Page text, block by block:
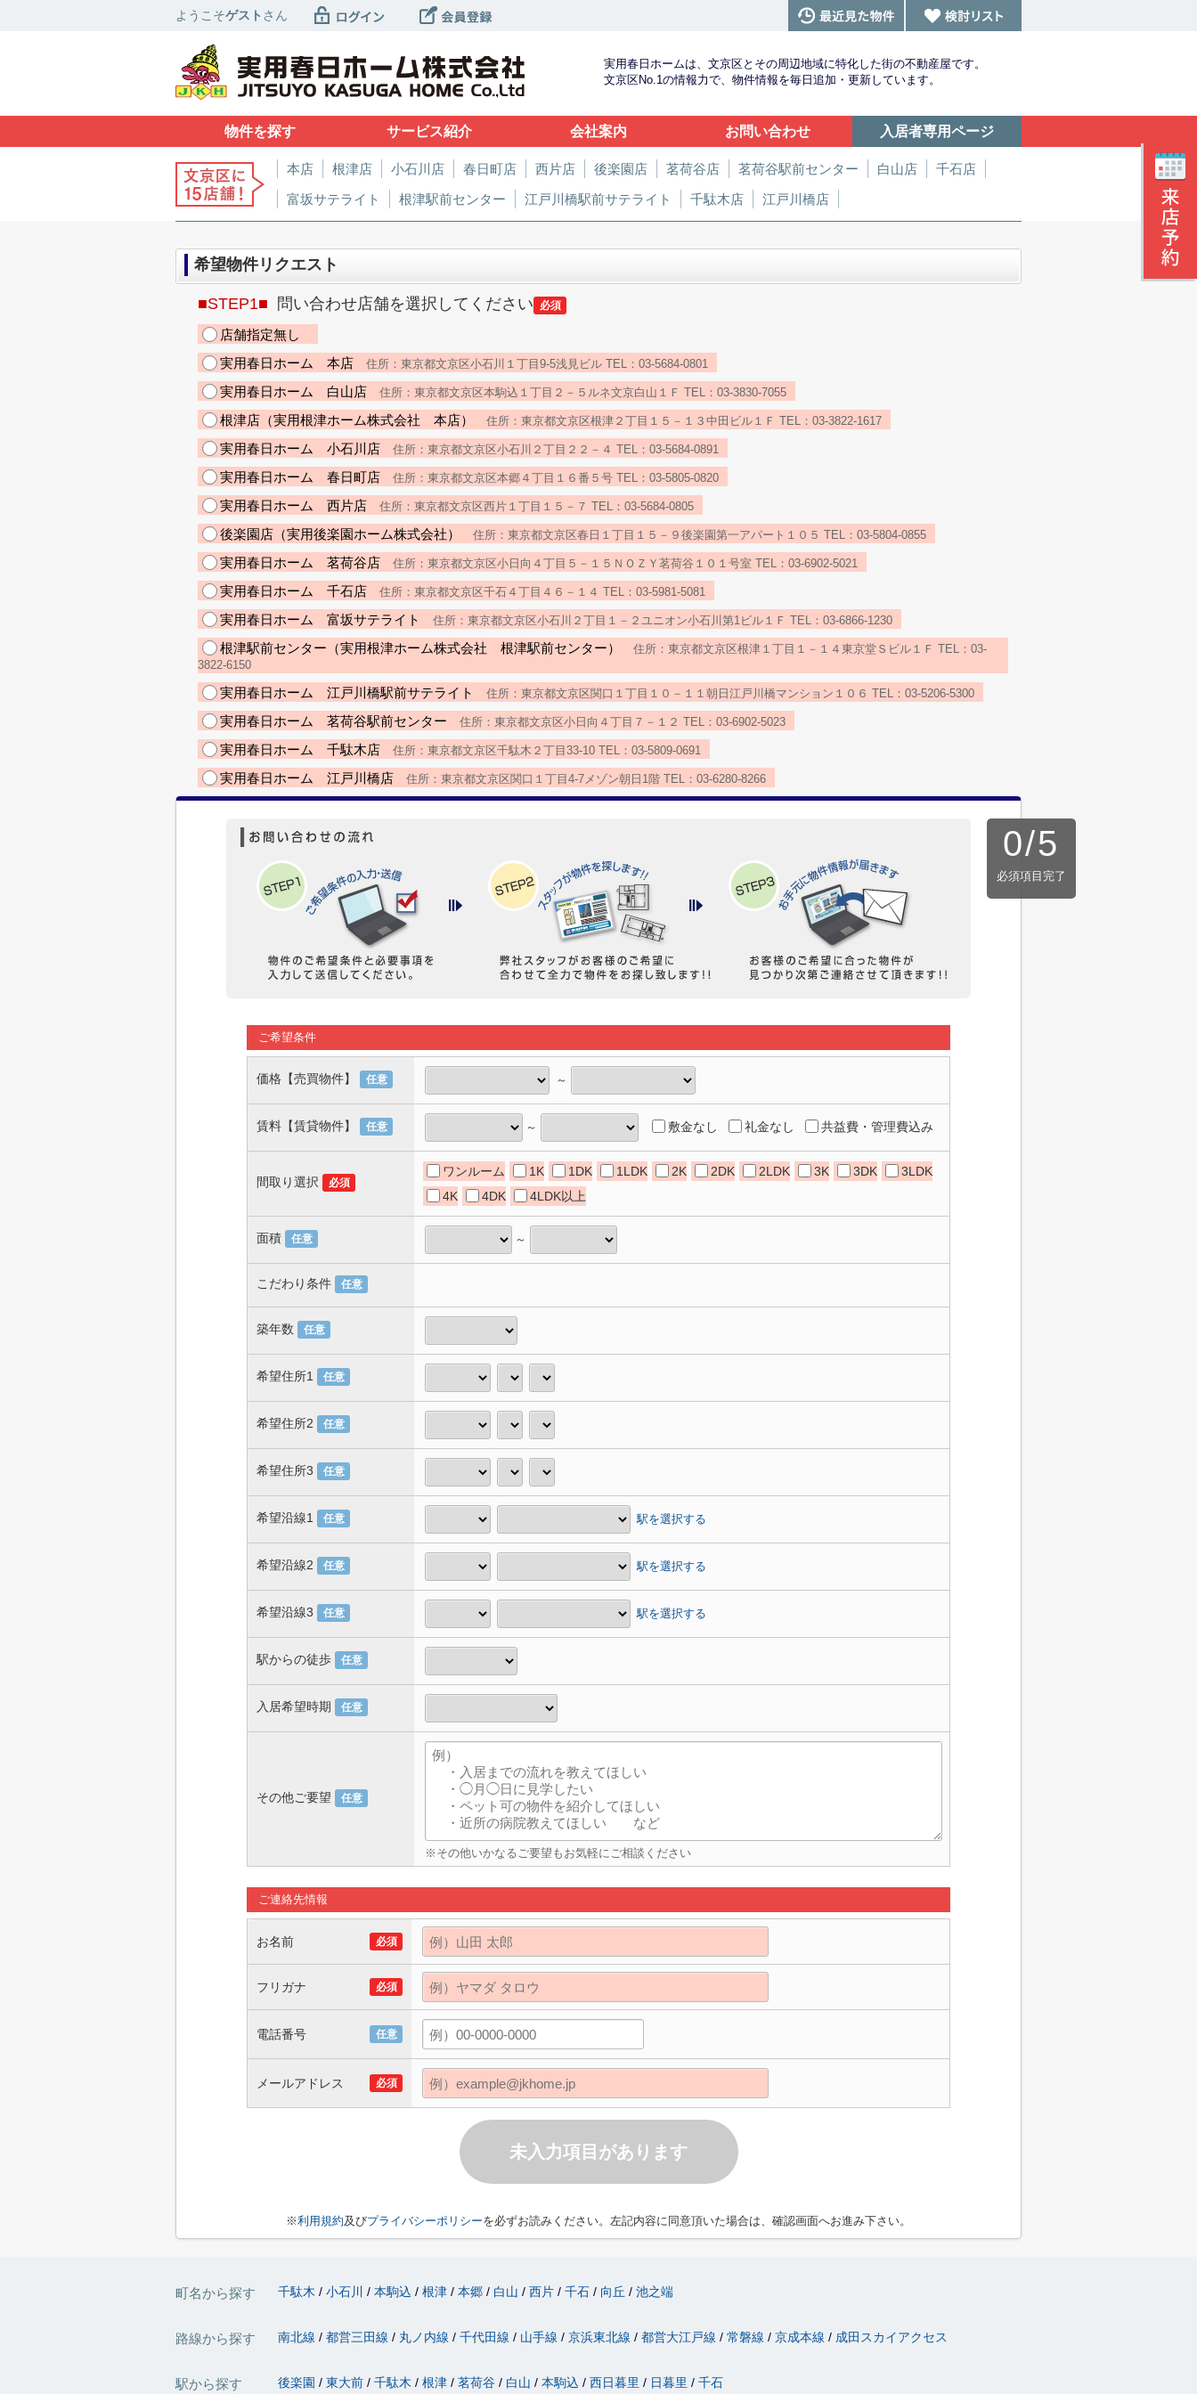
ようこそゲスト さん
実用春日ホームは、文京区とその周辺地域に特化した街の不動産屋です。
文京区No.1の情報力で、物件情報を毎日追加・更新しています。
物件を探す サービス紹介 会社案内 お問い合わせ 入居者専用ページ
本店 根津店 小石川店 春日町店 西片店 後楽園店 茗荷谷店 茗荷谷駅前センター 白山店
千石店
富坂サテライト
根津駅前センター 江戸川橋駅前サテライト 千駄木店 江戸川橋店
希望物件リクエスト
■STEP1■ 問い合わせ店舗を選択してください 必須
店舗指定無し
実用春日ホーム 本店
住所：東京都文京区小石川１丁目9-5浅見ビル TEL：03-5684-0801
実用春日ホーム 白山店 住所：東京都文京区本駒込１丁目２－５ルネ文京白山１Ｆ TEL：03-3830-7055
根津店（実用根津ホーム株式会社 本店） 住所：東京都文京区根津２丁目１５－１３中田ビル１Ｆ TEL：03-3822-1617
実用春日ホーム 小石川店 住所：東京都文京区小石川２丁目２２－４ TEL：03-5684-0891
実用春日ホーム 春日町店 住所：東京都文京区本郷４丁目１６番５号 TEL：03-5805-0820
実用春日ホーム 西片店 住所：東京都文京区西片１丁目１５－７ TEL：03-5684-0805
後楽園店（実用後楽園ホーム株式会社） 住所：東京都文京区春日１丁目１５－９後楽園第一アパート１０５ TEL：03-5804-0855
実用春日ホーム 茗荷谷店 住所：東京都文京区小日向４丁目５－１５ＮＯＺＹ茗荷谷１０１号室 TEL：03-6902-5021
実用春日ホーム 千石店 住所：東京都文京区千石４丁目４６－１４ TEL：03-5981-5081
実用春日ホーム 富坂サテライト 住所：東京都文京区小石川２丁目１－２ユニオン小石川第1ビル１Ｆ TEL：03-6866-1230
根津駅前センター（実用根津ホーム株式会社 根津駅前センター）
住所：東京都文京区根津１丁目１－１４東京堂Ｓビル１Ｆ TEL：03-
3822-6150
実用春日ホーム 江戸川橋駅前サテライト 住所：東京都文京区関口１丁目１０－１１朝日江戸川橋マンション１０６ TEL：03-5206-5300
実用春日ホーム 茗荷谷駅前センター 住所：東京都文京区小日向４丁目７－１２ TEL：03-6902-5023
実用春日ホーム 千駄木店 住所：東京都文京区千駄木２丁目33-10 TEL：03-5809-0691
実用春日ホーム 江戸川橋店 住所：東京都文京区関口１丁目4-7メゾン朝日1階 TEL：03-6280-8266
0/5
必須項目完了
ご希望条件
価格【売買物件】 任意 ～
賃料【賃貸物件】 任意 ～ 敷金なし 礼金なし 共益費・管理費込み
間取り選択 必須
ワンルーム 1K 1DK 1LDK 2K 2DK 2LDK 3K 3DK
3LDK
4K
4DK 4LDK以上
面積 任意 ～
こだわり条件 任意
築年数 任意
希望住所1 任意
希望住所2 任意
希望住所3 任意
希望沿線1 任意 駅を選択する
希望沿線2 任意 駅を選択する
希望沿線3 任意 駅を選択する
駅からの徒歩 任意
入居希望時期 任意
その他ご要望 任意
※その他いかなるご要望もお気軽にご相談ください
ご連絡先情報
お名前 必須
フリガナ 必須
電話番号 任意
メールアドレス 必須
未入力項目があります
※利用規約及びプライバシーポリシーを必ずお読みください。左記内容に同意頂いた場合は、確認画面へお進み下さい。
町名から探す 千駄木 小石川 本駒込 根津 本郷 白山 西片 千石 向丘 池之端
路線から探す 南北線 都営三田線 丸ノ内線 千代田線 山手線 京浜東北線 都営大江戸線 常磐線 京成本線 成田スカイアクセス
駅から探す 後楽園 東大前 千駄木 根津 茗荷谷 白山 本駒込 西日暮里 日暮里 千石